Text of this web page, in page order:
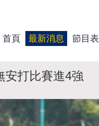
首頁 最新消息 節目表
安打比賽進4強